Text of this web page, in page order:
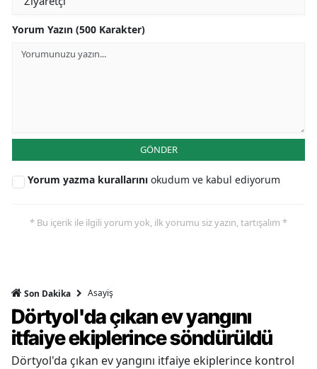
Yorum Yazın (500 Karakter)
GÖNDER
Yorum yazma kurallarını okudum ve kabul ediyorum
* Bu içerik ile ilgili yorum yok, ilk yorumu siz yazın, tartışalım *
Son Dakika Asayiş
Dörtyol'da çıkan ev yangını
itfaiye ekiplerince söndürüldü
Dörtyol'da çıkan ev yangını itfaiye ekiplerince kontrol